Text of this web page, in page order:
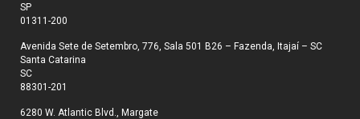
SP
01311-200
Avenida Sete de Setembro, 776, Sala 501 B26 – Fazenda, Itajaí – SC
Santa Catarina
SC
88301-201
6280 W. Atlantic Blvd., Margate